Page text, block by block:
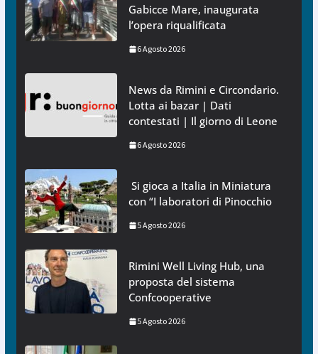
Gabicce Mare, inaugurata
l’opera riqualificata
6 Agosto 2026
News da Rimini e Circondario.
Lotta ai bazar | Dati
contestati | Il giorno di Leone
6 Agosto 2026
Si gioca a Italia in Miniatura
con “I laboratori di Pinocchio
5 Agosto 2026
Rimini Well Living Hub, una
proposta del sistema
Confcooperative
5 Agosto 2026